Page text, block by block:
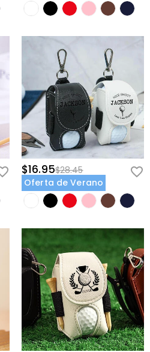
$16.95$28.45
Oferta de Verano